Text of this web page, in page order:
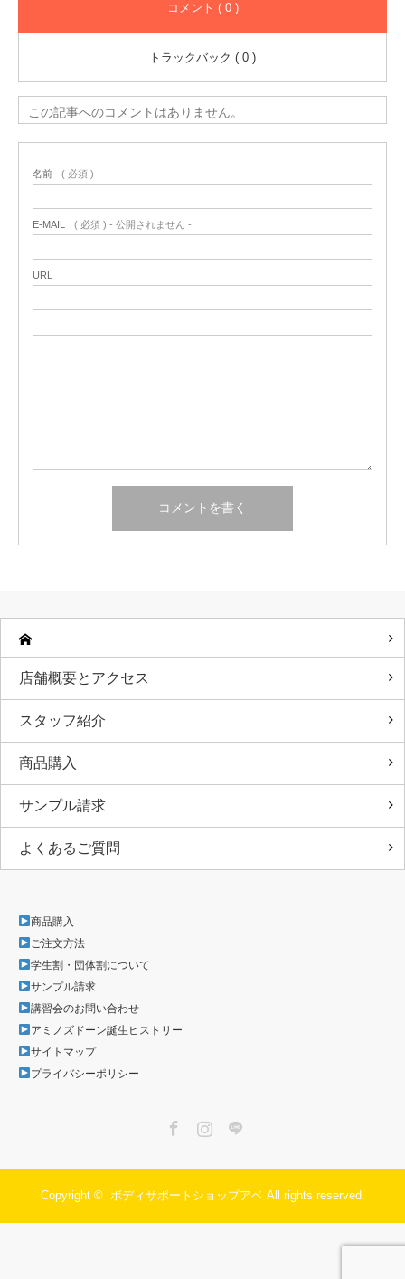
コメント ( 0 )
トラックバック ( 0 )
この記事へのコメントはありません。
名前 ( 必須 )
E-MAIL ( 必須 ) - 公開されません -
URL
店舗概要とアクセス
スタッフ紹介
商品購入
サンプル請求
よくあるご質問
商品購入
ご注文方法
学生割・団体割について
サンプル請求
講習会のお問い合わせ
アミノズドーン誕生ヒストリー
サイトマップ
プライバシーポリシー
Copyright © ボディサポートショップアベAll rights reserved.